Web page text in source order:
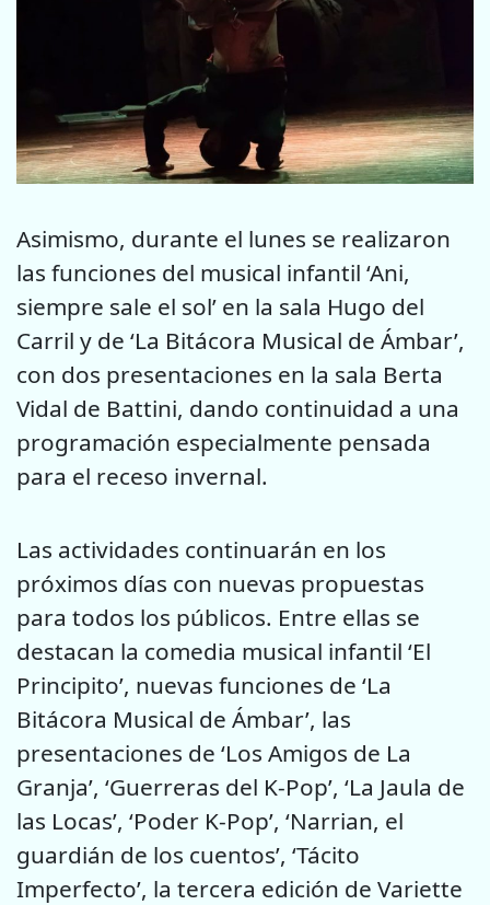
Asimismo, durante el lunes se realizaron
las funciones del musical infantil ‘Ani,
siempre sale el sol’ en la sala Hugo del
Carril y de ‘La Bitácora Musical de Ámbar’,
con dos presentaciones en la sala Berta
Vidal de Battini, dando continuidad a una
programación especialmente pensada
para el receso invernal.
Las actividades continuarán en los
próximos días con nuevas propuestas
para todos los públicos. Entre ellas se
destacan la comedia musical infantil ‘El
Principito’, nuevas funciones de ‘La
Bitácora Musical de Ámbar’, las
presentaciones de ‘Los Amigos de La
Granja’, ‘Guerreras del K-Pop’, ‘La Jaula de
las Locas’, ‘Poder K-Pop’, ‘Narrian, el
guardián de los cuentos’, ‘Tácito
Imperfecto’, la tercera edición de Variette